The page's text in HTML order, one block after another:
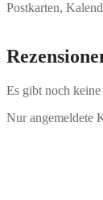
Postkarten,
Es gibt noch keine
Nur angemeldete